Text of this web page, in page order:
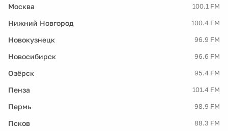
Москва 100.1 FM
Нижний Новгород 100.4 FM
Новокузнецк 96.9 FM
Новосибирск 96.6 FM
Озёрск 95.4 FM
Пенза 101.4 FM
Пермь 98.9 FM
Псков 88.3 FM